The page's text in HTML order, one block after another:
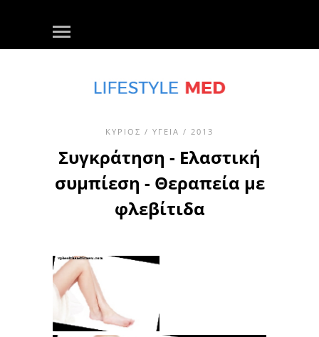
ΚΎΡΙΟΣ / ΥΓΕΊΑ / 2013
Συγκράτηση - Ελαστική
συμπίεση - Θεραπεία με
φλεβίτιδα